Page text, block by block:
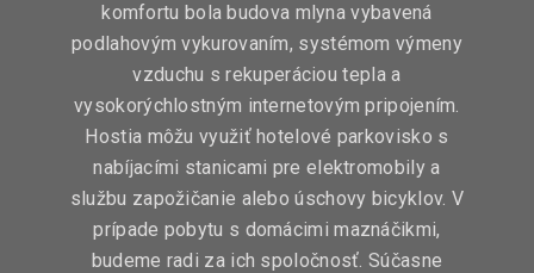
komfortu bola budova mlyna vybavená
podlahovým vykurovaním, systémom výmeny
vzduchu s rekuperáciou tepla a
vysokorýchlostným internetovým pripojením.
Hostia môžu využiť hotelové parkovisko s
nabíjacími stanicami pre elektromobily a
službu zapožičanie alebo úschovy bicyklov. V
prípade pobytu s domácimi maznáčikmi,
budeme radi za ich spoločnosť. Súčasne